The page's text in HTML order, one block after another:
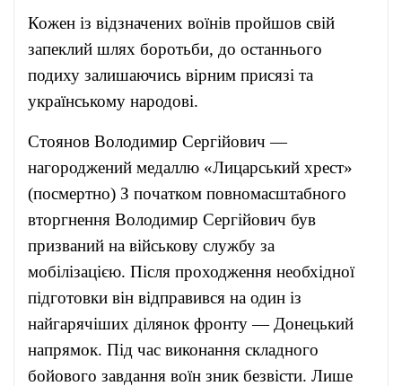
Кожен із відзначених воїнів пройшов свій
запеклий шлях боротьби, до останнього
подиху залишаючись вірним присязі та
українському народові.
Стоянов Володимир Сергійович —
нагороджений медаллю «Лицарський хрест»
(посмертно) З початком повномасштабного
вторгнення Володимир Сергійович був
призваний на військову службу за
мобілізацією. Після проходження необхідної
підготовки він відправився на один із
найгарячіших ділянок фронту — Донецький
напрямок. Під час виконання складного
бойового завдання воїн зник безвісти. Лише